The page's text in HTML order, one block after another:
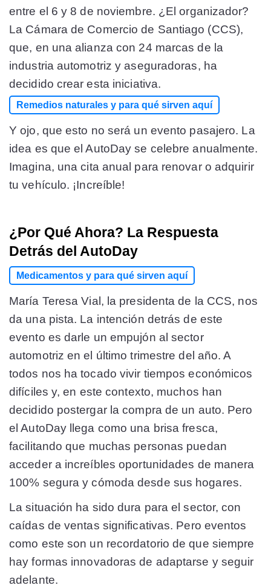
entre el 6 y 8 de noviembre. ¿El organizador?
La Cámara de Comercio de Santiago (CCS),
que, en una alianza con 24 marcas de la
industria automotriz y aseguradoras, ha
decidido crear esta iniciativa.
Remedios naturales y para qué sirven aquí
Y ojo, que esto no será un evento pasajero. La
idea es que el AutoDay se celebre anualmente.
Imagina, una cita anual para renovar o adquirir
tu vehículo. ¡Increíble!
¿Por Qué Ahora? La Respuesta
Detrás del AutoDay
Medicamentos y para qué sirven aquí
María Teresa Vial, la presidenta de la CCS, nos
da una pista. La intención detrás de este
evento es darle un empujón al sector
automotriz en el último trimestre del año. A
todos nos ha tocado vivir tiempos económicos
difíciles y, en este contexto, muchos han
decidido postergar la compra de un auto. Pero
el AutoDay llega como una brisa fresca,
facilitando que muchas personas puedan
acceder a increíbles oportunidades de manera
100% segura y cómoda desde sus hogares.
La situación ha sido dura para el sector, con
caídas de ventas significativas. Pero eventos
como este son un recordatorio de que siempre
hay formas innovadoras de adaptarse y seguir
adelante.